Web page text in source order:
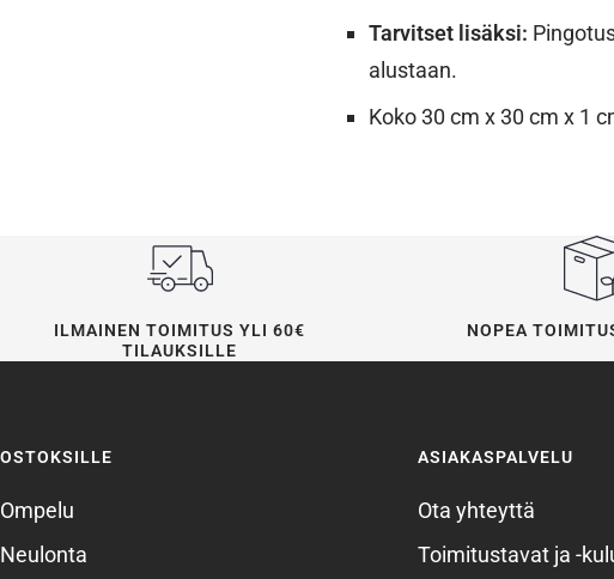
Tarvitset lisäksi:
alustaan.
Koko 30 cm x 30 cm x 1
ILMAINEN TOIMITUS YLI 60€
TILAUKSILLE
NOPEA
OSTOKSILLE
Ompelu
Neulonta
ASIAKASPALVELU
Ota yhteyttä
Toimitustavat ja -